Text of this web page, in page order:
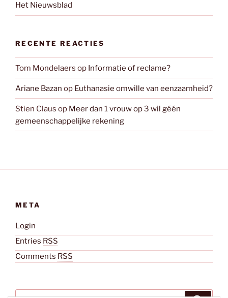
Het Nieuwsblad
RECENTE REACTIES
Tom Mondelaers op Informatie of reclame?
Ariane Bazan op Euthanasie omwille van eenzaamheid?
Stien Claus op Meer dan 1 vrouw op 3 wil géén
gemeenschappelijke rekening
META
Login
Entries RSS
Comments RSS
Zoeken